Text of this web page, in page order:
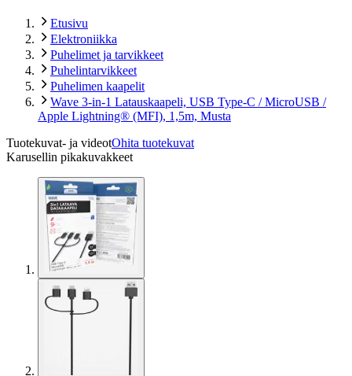
Etusivu
Elektroniikka
Puhelimet ja tarvikkeet
Puhelintarvikkeet
Puhelimen kaapelit
Wave 3-in-1 Latauskaapeli, USB Type-C / MicroUSB /
Apple Lightning® (MFI), 1,5m, Musta
Tuotekuvat- ja videotOhita tuotekuvat
Karusellin pikakuvakkeet